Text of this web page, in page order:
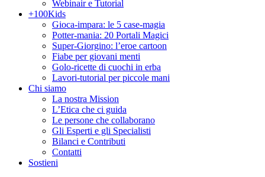
Webinair e Tutorial
+100Kids
Gioca-impara: le 5 case-magia
Potter-mania: 20 Portali Magici
Super-Giorgino: l’eroe cartoon
Fiabe per giovani menti
Golo-ricette di cuochi in erba
Lavori-tutorial per piccole mani
Chi siamo
La nostra Mission
L’Etica che ci guida
Le persone che collaborano
Gli Esperti e gli Specialisti
Bilanci e Contributi
Contatti
Sostieni